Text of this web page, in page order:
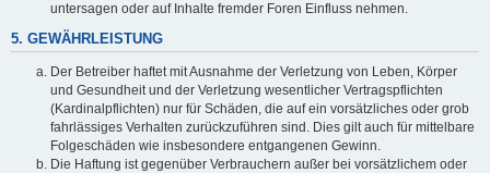
untersagen oder auf Inhalte fremder Foren Einfluss nehmen.
5. GEWÄHRLEISTUNG
Der Betreiber haftet mit Ausnahme der Verletzung von Leben, Körper
und Gesundheit und der Verletzung wesentlicher Vertragspflichten
(Kardinalpflichten) nur für Schäden, die auf ein vorsätzliches oder grob
fahrlässiges Verhalten zurückzuführen sind. Dies gilt auch für mittelbare
Folgeschäden wie insbesondere entgangenen Gewinn.
Die Haftung ist gegenüber Verbrauchern außer bei vorsätzlichem oder